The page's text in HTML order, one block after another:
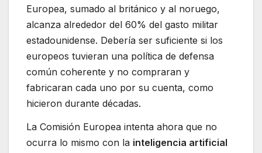
Europea, sumado al británico y al noruego,
alcanza alrededor del 60% del gasto militar
estadounidense. Debería ser suficiente si los
europeos tuvieran una política de defensa
común coherente y no compraran y
fabricaran cada uno por su cuenta, como
hicieron durante décadas.
La Comisión Europea intenta ahora que no
ocurra lo mismo con la inteligencia artificial